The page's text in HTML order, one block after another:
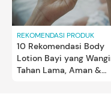
REKOMENDASI PRODUK
10 Rekomendasi Body
Lotion Bayi yang
Tahan Lama, Aman &